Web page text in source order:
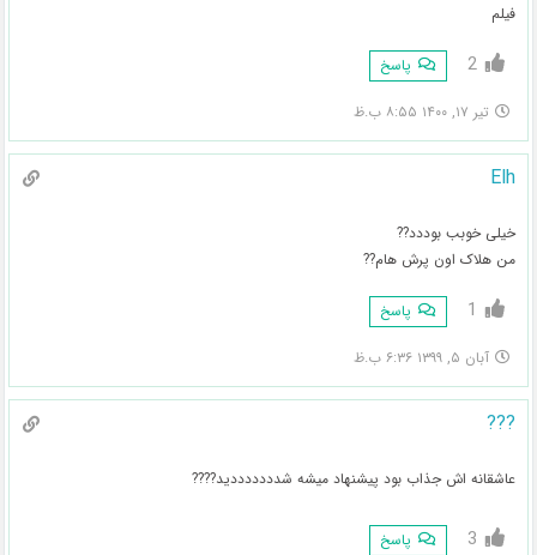
فیلم
2 پاسخ
تیر ۱۷, ۱۴۰۰ ۸:۵۵ ب.ظ
Elh
خیلی خوبب بوددد??
من هلاک اون پرش هام??
1 پاسخ
آبان ۵, ۱۳۹۹ ۶:۳۶ ب.ظ
???
عاشقانه اش جذاب بود پیشنهاد میشه شدددددددید????
3 پاسخ